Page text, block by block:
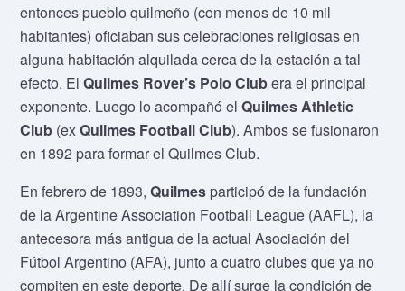
entonces pueblo quilmeño (con menos de 10 mil
habitantes) oficiaban sus celebraciones religiosas en
alguna habitación alquilada cerca de la estación a tal
efecto. ElQuilmes Rover’s Polo Clubera el principal
exponente. Luego lo acompañó elQuilmes Athletic
Club (exQuilmes Football Club). Ambos se fusionaron
en 1892 para formar el Quilmes Club.
En febrero de 1893,Quilmes participó de la fundación
de la Argentine Association Football League (AAFL), la
antecesora más antigua de la actual Asociación del
Fútbol Argentino (AFA), junto a cuatro clubes que ya no
compiten en este deporte. De allí surge la condición de